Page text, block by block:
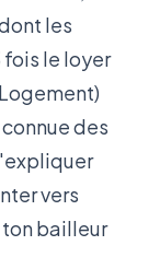
les
fois le loyer
des
vers
ton bailleur